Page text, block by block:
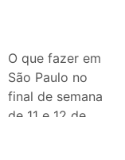
exposições e
passeios
imperdíveis
O que fazer em
São Paulo no
final de semana
de 11 e 12 de